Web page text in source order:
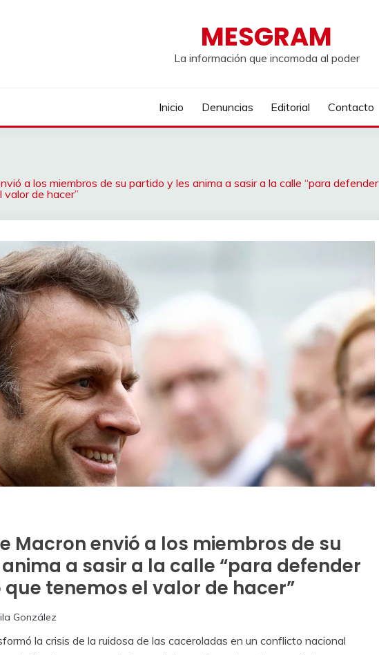
MESGRAM
La información que incomoda al poder
Inicio Denuncias Editorial Contacto
a los miembros de su partido y les anima a sasir a la calle “para defender
de hacer”
Macron envió a los miembros de su
a sasir a la calle “para defender
tenemos el valor de hacer”
González
la crisis de la ruidosa de las caceroladas en un conflicto nacional